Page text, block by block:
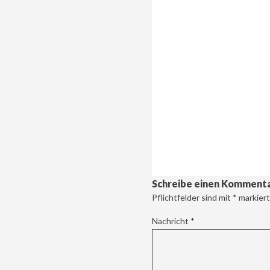
Schreibe einen
Pflichtfelder sind mit *
Nachricht *